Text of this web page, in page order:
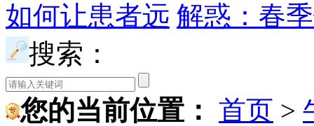
如何让患者远 解惑：春
搜索：
您的当前位置： 首页 >